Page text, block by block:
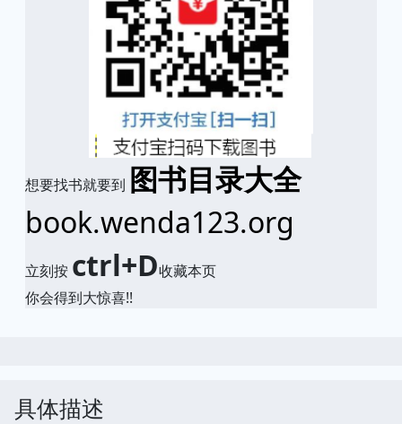
想要找书就要到 图书目录大全
book.wenda123.org
立刻按 ctrl+D收藏本页
你会得到大惊喜!!
具体描述